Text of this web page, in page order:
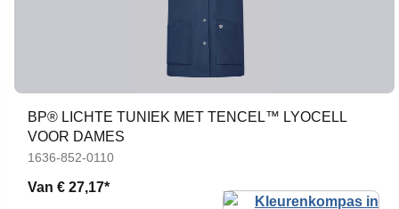
BP® LICHTE TUNIEK MET TENCEL™ LYOCELL
VOOR DAMES
1636-852-0110
Van € 27,17*